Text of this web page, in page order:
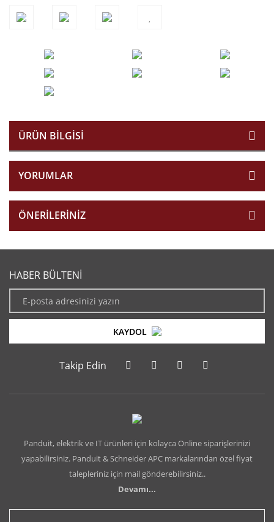
ÜRÜN BILGISI
YORUMLAR
ÖNERILERINIZ
HABER BÜLTENİ
KAYDOL
Takip Edin
Panduit, elektrik ve IT ürünleri için kolayca Online siparişlerinizi
yapabilirsiniz. Panduit & Schneider APC markalarından özel fiyat
talepleriniz için mail gönderebilirsiniz..
Devamı...